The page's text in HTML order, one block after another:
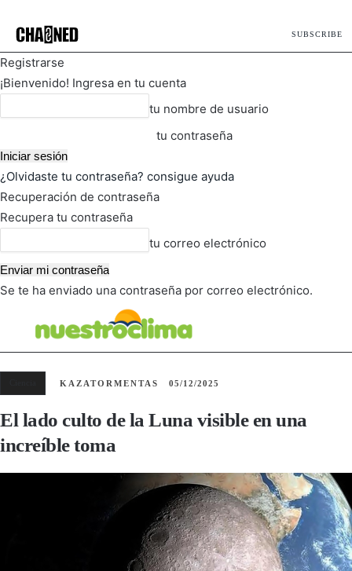
SUBSCRIBE
Registrarse
¡Bienvenido! Ingresa en tu cuenta
tu nombre de usuario
tu contraseña
¿Olvidaste tu contraseña? consigue ayuda
Recuperación de contraseña
Recupera tu contraseña
tu correo electrónico
Se te ha enviado una contraseña por correo electrónico.
KAZATORMENTAS 05/12/2025
El lado culto de la Luna visible en una
increíble toma